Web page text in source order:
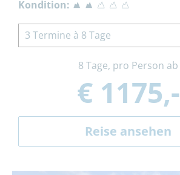
Kondition:
3 Termine à 8 Tage
8 Tage, pro Person ab
€ 1175,-
Reise ansehen